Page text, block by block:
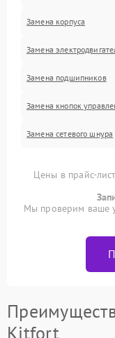
Замена корпуса
Замена
Замена подшипников
Замена кнопок
Замена сетевого шнура
Цены в прайс-
Мы проверим ваше
Kitfort